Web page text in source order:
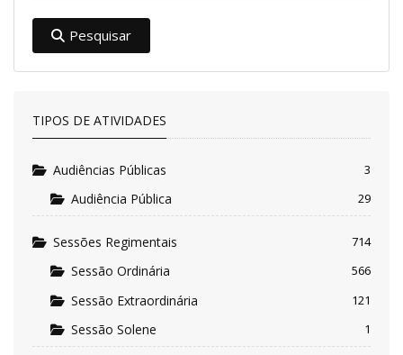
Pesquisar
TIPOS DE ATIVIDADES
Audiências Públicas 3
Audiência Pública 29
Sessões Regimentais 714
Sessão Ordinária 566
Sessão Extraordinária 121
Sessão Solene 1